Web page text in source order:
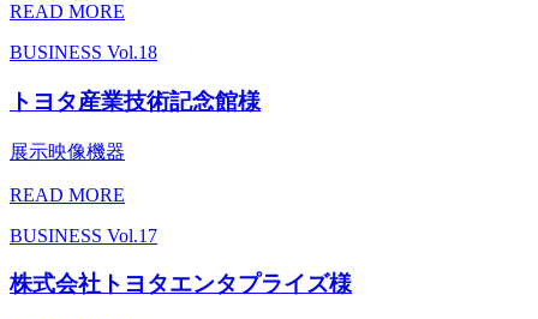
READ MORE
BUSINESS Vol.18
トヨタ産業技術記念館様
展示映像機器
READ MORE
BUSINESS Vol.17
株式会社トヨタエンタプライズ様